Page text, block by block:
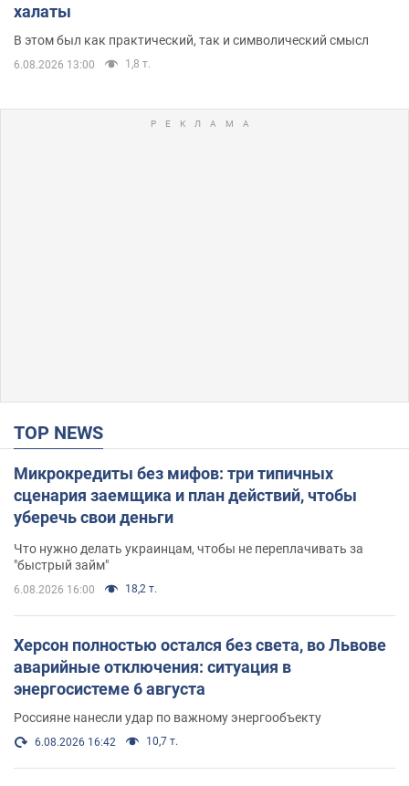
халаты
В этом был как практический, так и символический смысл
6.08.2026 13:00 1,8 т.
TOP NEWS
Микрокредиты без мифов: три типичных
сценария заемщика и план действий, чтобы
уберечь свои деньги
Что нужно делать украинцам, чтобы не переплачивать за
"быстрый займ"
6.08.2026 16:00 18,2 т.
Херсон полностью остался без света, во Львове
аварийные отключения: ситуация в
энергосистеме 6 августа
Россияне нанесли удар по важному энергообъекту
6.08.2026 16:42 10,7 т.